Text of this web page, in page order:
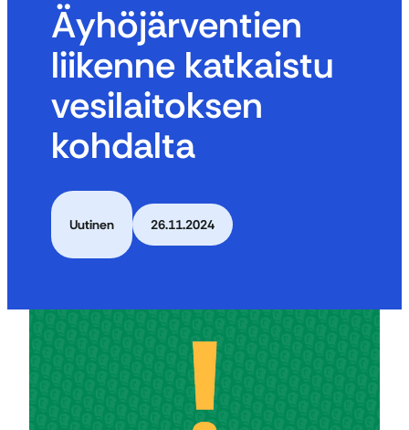
Äyhöjärventien
liikenne katkaistu
vesilaitoksen
kohdalta
Uutinen 26.11.2024